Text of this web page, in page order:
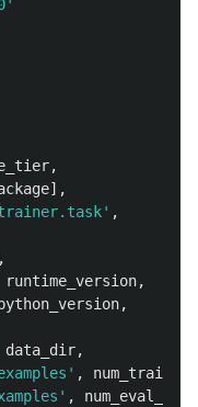
'
,
],
' ,
,
runtime_version,
,
data_dir,
' ,
' ,